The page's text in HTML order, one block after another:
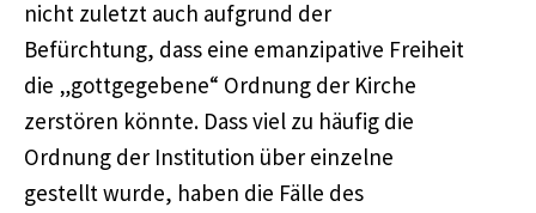
nicht zuletzt auch aufgrund der
Befürchtung, dass eine emanzipative Freiheit
die „gottgegebene“ Ordnung der Kirche
zerstören könnte. Dass viel zu häufig die
Ordnung der Institution über einzelne
gestellt wurde, haben die Fälle des